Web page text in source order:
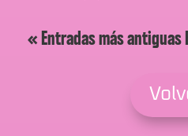
« Entradas más antiguas